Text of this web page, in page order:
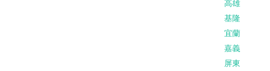
高雄
基隆
宜蘭
嘉義
屏東